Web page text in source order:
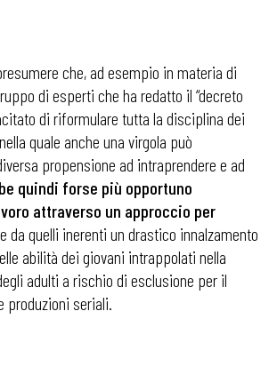
che, ad esempio in materia di
di esperti che ha redatto il “decreto
di riformulare tutta la disciplina dei
quale anche una virgola può
propensione ad intraprendere e ad
quindi forse più opportuno
attraverso un approccio per
da quelli inerenti un drastico innalzamento
abilità dei giovani intrappolati nella
adulti a rischio di esclusione per il
produzioni seriali.